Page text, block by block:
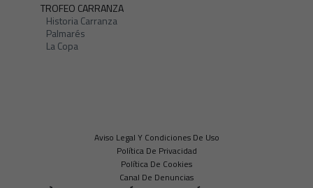
TROFEO CARRANZA
Historia Carranza
Palmarés
La Copa
Aviso Legal Y Condiciones De Uso
Política De Privacidad
Política De Cookies
Canal De Denuncias